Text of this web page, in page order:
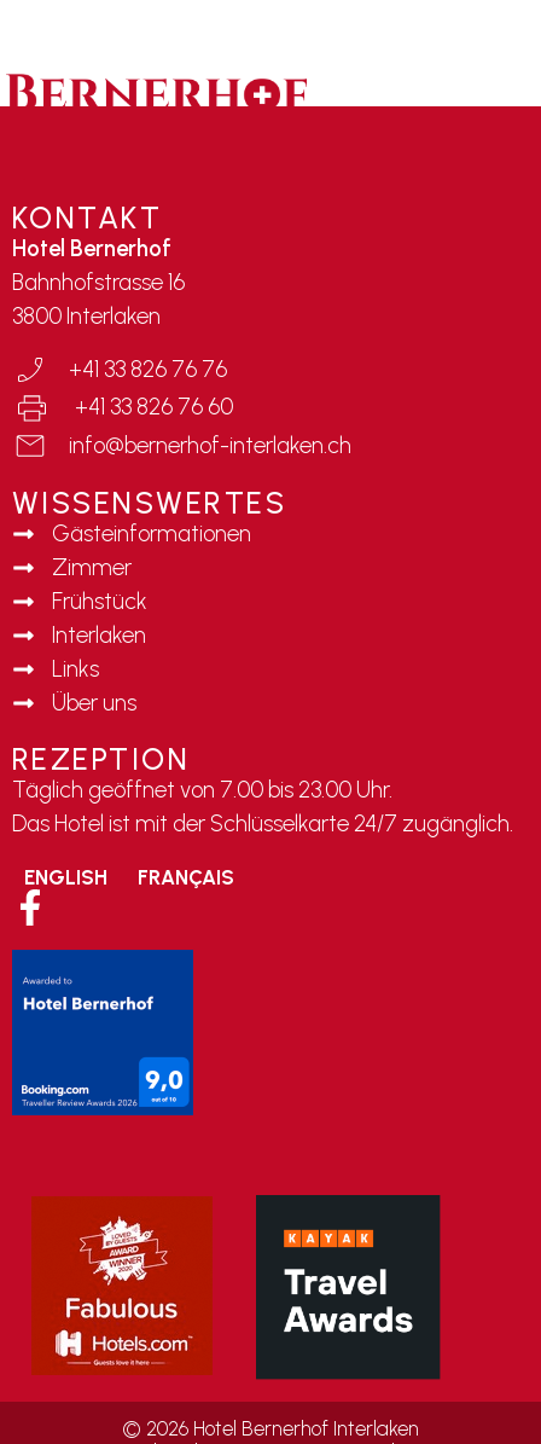
KONTAKT
Hotel Bernerhof
Bahnhofstrasse 16
3800 Interlaken
+41 33 826 76 76
+41 33 826 76 60
info@bernerhof-interlaken.ch
WISSENSWERTES
Gästeinformationen
Zimmer
Frühstück
Interlaken
Links
Über uns
REZEPTION
Täglich geöffnet von 7.00 bis 23.00 Uhr.
Das Hotel ist mit der Schlüsselkarte 24/7 zugänglich.
ENGLISH FRANÇAIS
© 2026 Hotel Bernerhof Interlaken